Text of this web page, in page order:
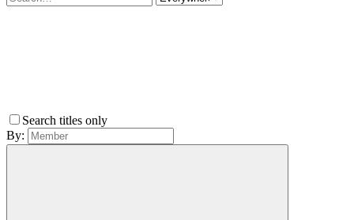
Search titles only
By: